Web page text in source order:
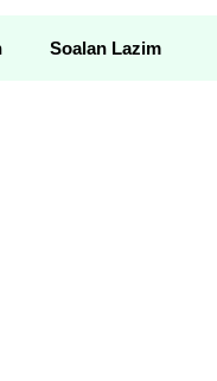
Soalan Lazim